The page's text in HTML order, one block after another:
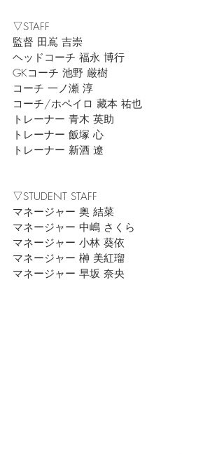
▽STAFF
監督 田嶌 吉崇
ヘッドコーチ 福永 博行
GKコーチ 池野 厳樹
コーチ 一ノ瀬 淳
コーチ/ホペイロ 藏本 祐也
トレーナー 青木 英助
トレーナー 飯塚​ 心
トレーナー 新酒 遼
▽STUDENT STAFF
マネージャー 奥 結菜
マネージャー 中嶋 さくら
マネージャー 小林 葵依
マネージャー 榊 美紅瑠
マネージャー 早坂 奈央